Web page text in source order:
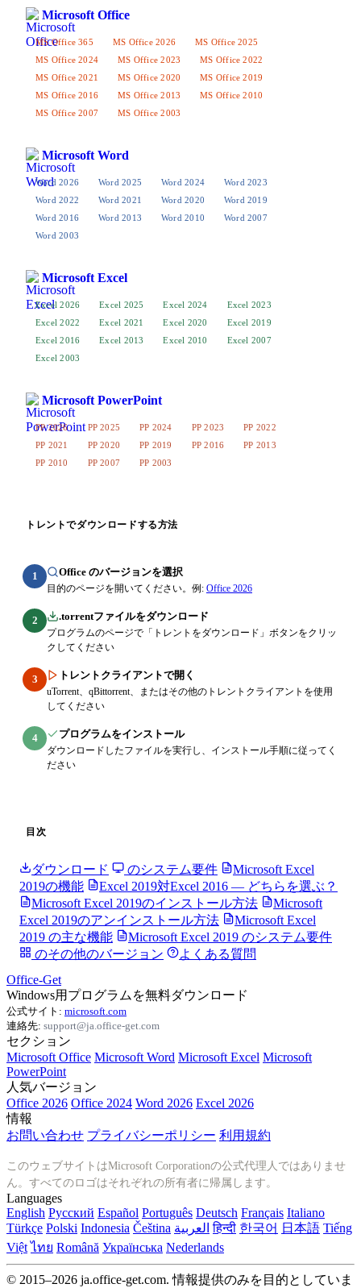
Microsoft Office
MS Office 365 MS Office 2026
MS Office 2025
MS Office 2024
MS Office 2023
MS Office 2022
MS Office 2021
MS Office 2020
MS Office 2019
MS Office 2016
MS Office 2013
MS Office 2010
MS Office 2007
MS Office 2003
Microsoft Word
Word 2026 Word 2025 Word 2024
Word 2023
Word 2022
Word 2021 Word 2020
Word 2019
Word 2016
Word 2013 Word 2010
Word 2007
Word 2003
Microsoft Excel
Excel 2026 Excel 2025 Excel 2024
Excel 2023
Excel 2022
Excel 2021 Excel 2020
Excel 2019
Excel 2016
Excel 2013 Excel 2010
Excel 2007
Excel 2003
Microsoft PowerPoint
PP 2026 PP 2025 PP 2024 PP 2023
PP 2022
PP 2021
PP 2020 PP 2019 PP 2016
PP 2013
PP 2010
PP 2007 PP 2003
トレントでダウンロードする方法
1 Office のバージョンを選択
目的のページを開いてください。例: Office 2026
2 .torrentファイルをダウンロード
プログラムのページで「トレントをダウンロード」ボタンをクリッ
クしてください
3 トレントクライアントで開く
uTorrent、qBittorrent、またはその他のトレントクライアントを使用
してください
4 プログラムをインストール
ダウンロードしたファイルを実行し、インストール手順に従ってく
ださい
目次
ダウンロード のシステム要件
Microsoft Excel
2019の機能
Excel 2019対Excel 2016 — どちらを選ぶ？
Microsoft Excel 2019のインストール方法
Microsoft
Excel 2019のアンインストール方法
Microsoft Excel
2019 の主な機能
Microsoft Excel 2019 のシステム要件
のその他のバージョン
よくある質問
Office-Get
Windows用プログラムを無料ダウンロード
公式サイト: microsoft.com
連絡先: support@ja.office-get.com
セクション
Microsoft Office Microsoft Word Microsoft Excel Microsoft
PowerPoint
人気バージョン
Office 2026 Office 2024 Word 2026 Excel 2026
情報
お問い合わせ プライバシーポリシー 利用規約
このウェブサイトはMicrosoft Corporationの公式代理人ではありませ
ん。すべてのロゴはそれぞれの所有者に帰属します。
Languages
English Русский Español Português Deutsch Français Italiano
Türkçe Polski Indonesia Čeština العربية हिन्दी 한국어 日本語 Tiếng
Việt ไทย Română Українська Nederlands
© 2015–2026 ja.office-get.com. 情報提供のみを目的としていま